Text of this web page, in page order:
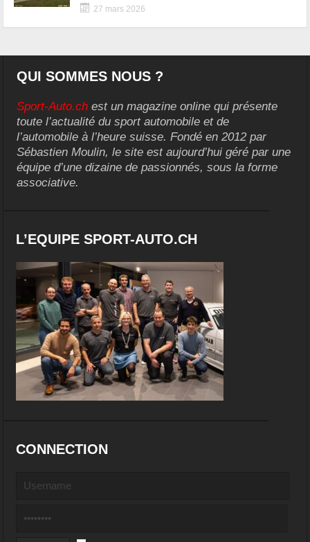
27 mars 2026
QUI SOMMES NOUS ?
Sport-Auto.ch est un magazine online qui présente
toute l’actualité du sport automobile et de
l’automobile à l’heure suisse. Fondé en 2012 par
Sébastien Moulin, le site est aujourd’hui géré par une
équipe d’une dizaine de passionnés, sous la forme
associative.
L’EQUIPE SPORT-AUTO.CH
CONNECTION